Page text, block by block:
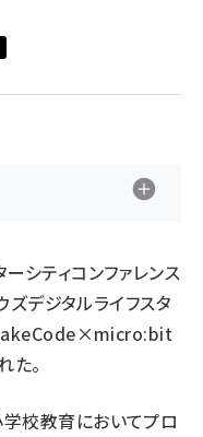
シティコンファレンス
ズデジタルライフスタ
MakeCode×micro:bit
た。
校教育においてプロ